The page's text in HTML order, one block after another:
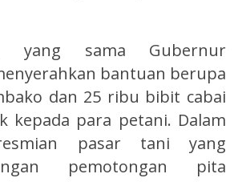
yang sama Gubernur
bantuan berupa
dan 25 ribu bibit cabai
kepada para petani. Dalam
pasar tani yang
pemotongan pita